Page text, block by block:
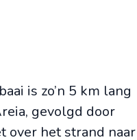
is zo’n 5 km lang
gevolgd door
over het strand naar